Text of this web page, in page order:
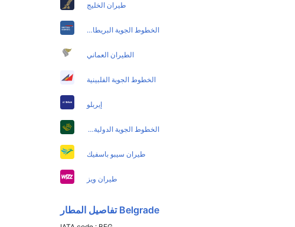
طيران الخليج
الخطوط الجوية البريطانية
الطيران العماني
الخطوط الجوية الفلبينية
إيربلو
الخطوط الجوية الدولية الباكستانية
طيران سيبو باسفيك
طيران ويز
Belgrade تفاصيل المطار